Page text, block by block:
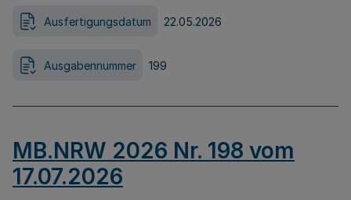
Ausfertigungsdatum 22.05.2026
Ausgabennummer 199
MB.NRW 2026 Nr. 198 vom
17.07.2026